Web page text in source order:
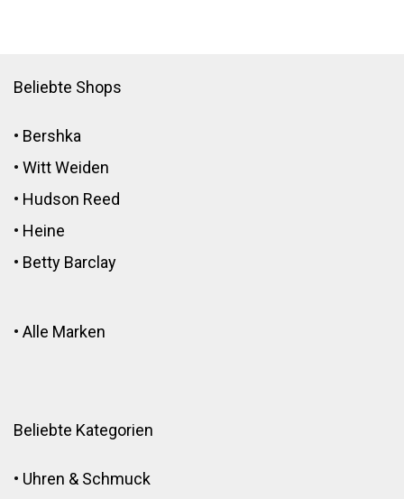
Beliebte Shops
• Bershka
• Witt Weiden
• Hudson Reed
• Heine
• Betty Barclay
• Alle Marken
Beliebte Kategorien
• Uhren & Schmuck